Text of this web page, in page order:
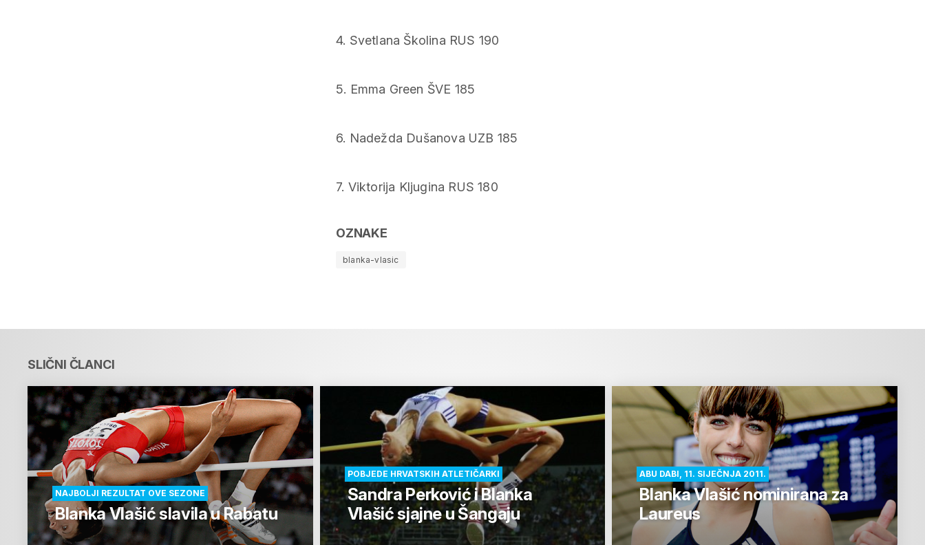
4. Svetlana Školina RUS 190
5. Emma Green ŠVE 185
6. Nadežda Dušanova UZB 185
7. Viktorija Kljugina RUS 180
OZNAKE
blanka-vlasic
SLIČNI ČLANCI
NAJBOLJI REZULTAT OVE SEZONE
Blanka Vlašić slavila u Rabatu
POBJEDE HRVATSKIH ATLETIČARKI
Sandra Perković i Blanka
Vlašić sjajne u Šangaju
ABU DABI, 11. SIJEČNJA 2011.
Blanka Vlašić nominirana za
Laureus